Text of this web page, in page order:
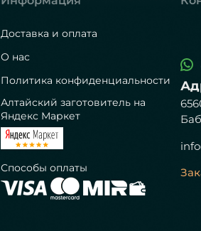
Доставка и оплата
О нас
Политика конфиденциальности
Алтайский заготовитель на
Яндекс Маркет
Способы оплаты